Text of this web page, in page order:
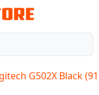
G502X Black